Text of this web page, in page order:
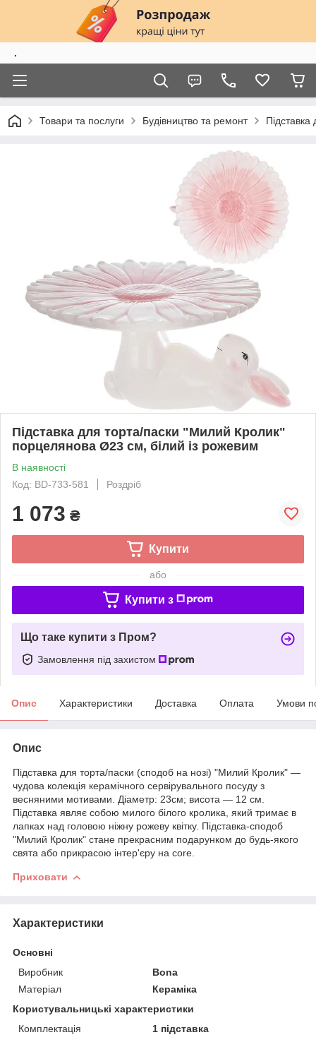
.
Товари та послуги Будівництво та ремонт
Підставка для торта/паски "Милий Кролик"
порцелянова Ø23 см, білий із рожевим
В наявності
Код: BD-733-581
Роздріб
1 073 ₴
Купити
або
Купити з
Що таке купити з Пром?
Замовлення під захистом
Опис Характеристики Доставка Оплата Умови
Опис
Підставка для торта/паски (сподоб на нозі) "Милий Кролик" —
чудова колекція керамічного сервірувального посуду з
весняними мотивами. Діаметр: 23см; висота — 12 см.
Підставка являє собою милого білого кролика, який тримає в
лапках над головою ніжну рожеву квітку. Підставка-сподоб
"Милий Кролик" стане прекрасним подарунком до будь-якого
свята або прикрасою інтер'єру на core.
Приховати
Характеристики
Основні
Виробник
Bona
Матеріал
Кераміка
Користувальницькі характеристики
Комплектація
1 підставка